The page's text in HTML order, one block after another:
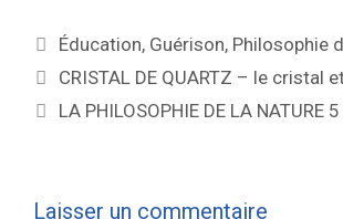
Éducation, Guérison, Philosophie
CRISTAL DE QUARTZ – le cristal
LA PHILOSOPHIE DE LA NATURE 5
Laisser un commentaire